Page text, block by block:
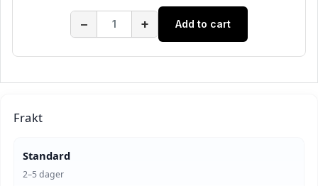
− + Add to cart
Frakt
Standard
2–5 dager